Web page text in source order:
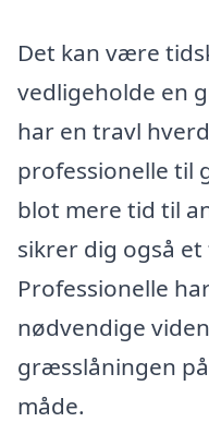
Det kan være
vedligeholde en
har en travl
professionelle til
blot mere tid til
sikrer dig også
Professionelle
nødvendige
græsslåningen
måde.